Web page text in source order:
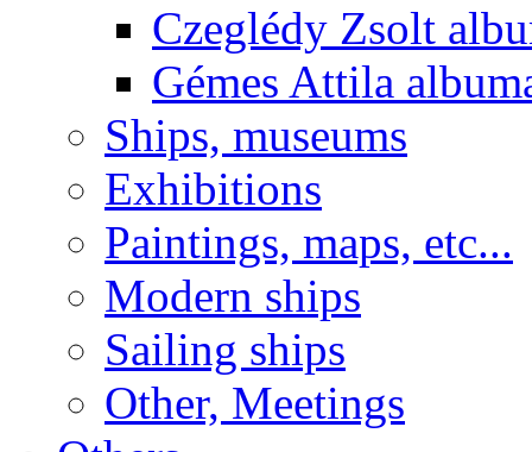
Czeglédy Zsolt
Gémes Attila
Ships, museums
Exhibitions
Paintings, maps, etc...
Modern ships
Sailing ships
Other, Meetings